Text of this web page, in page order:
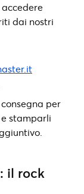
dai nostri
per
stamparli
il rock